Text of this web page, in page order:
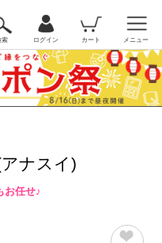
索 ログイン カート メニュー
ナスイ)
お任せ♪